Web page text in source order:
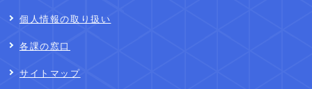
個人情報の取り扱い
各課の窓口
サイトマップ